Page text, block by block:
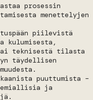
prosessin
menettelyjen
piilevistä
kulumisesta,
teknisestä tilasta
täydellisen
puuttumista –
ja